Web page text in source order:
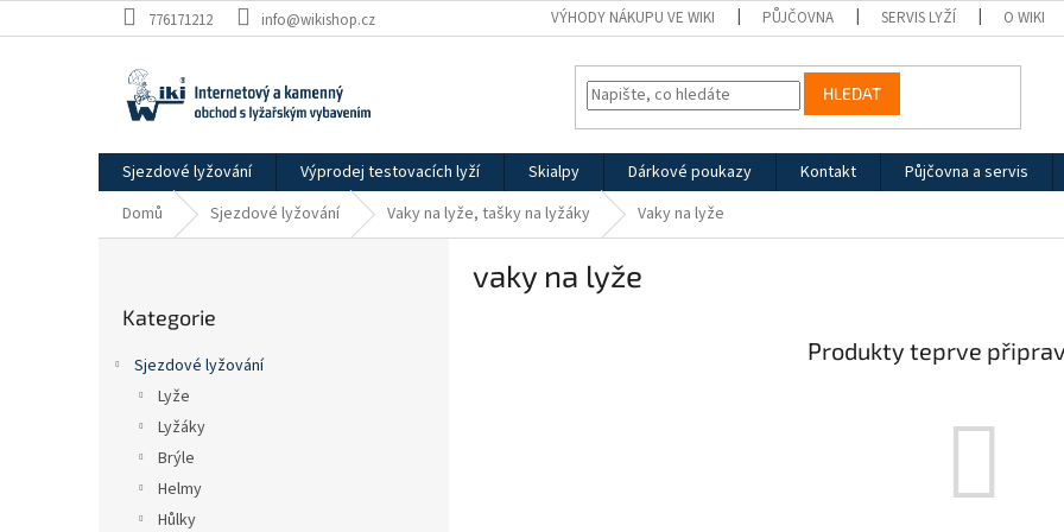
na
776171212 info@wikishop.cz VÝHODY NÁKUPU VE WIKI PŮJČOVNA SERVIS LYŽÍ O WIKI
HLEDAT
Sjezdové lyžování Výprodej testovacích lyží Skialpy Dárkové poukazy Kontakt Půjčovna a servis
Domů
Sjezdové lyžování Vaky na lyže, tašky na lyžáky Vaky na lyže
kategorie
Kategorie
Sjezdové lyžování
Lyže
Lyžáky
Brýle
Helmy
Hůlky
vaky na lyže
Produkty teprve